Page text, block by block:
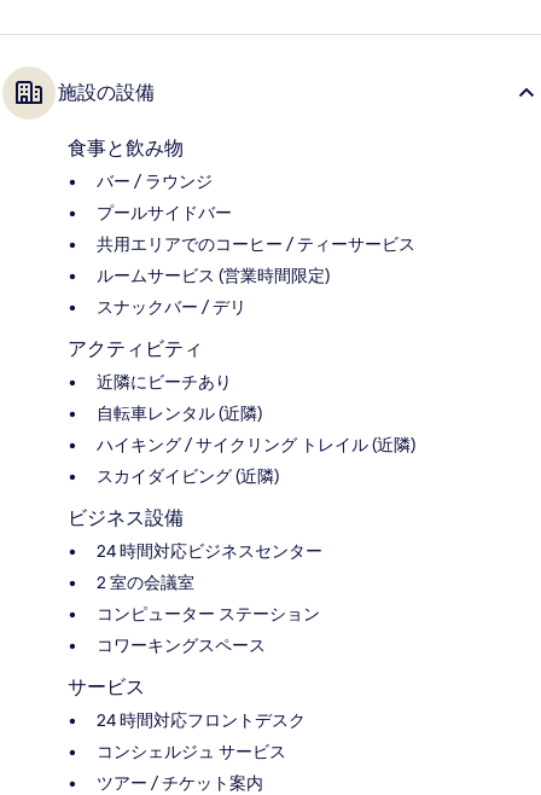
施設の設備
食事と飲み物
バー / ラウンジ
プールサイドバー
共用エリアでのコーヒー / ティーサービス
ルームサービス (営業時間限定)
スナックバー / デリ
アクティビティ
近隣にビーチあり
自転車レンタル (近隣)
ハイキング / サイクリング トレイル (近隣)
スカイダイビング (近隣)
ビジネス設備
24 時間対応ビジネスセンター
2 室の会議室
コンピューター ステーション
コワーキングスペース
サービス
24 時間対応フロントデスク
コンシェルジュ サービス
ツアー / チケット案内